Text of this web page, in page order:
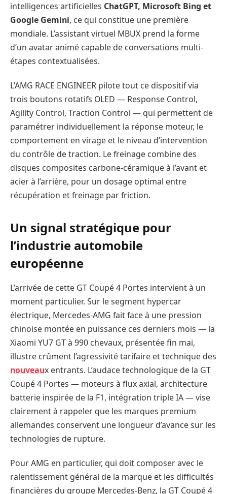
intelligences artificielles ChatGPT, Microsoft Bing et
Google Gemini, ce qui constitue une première
mondiale. L’assistant virtuel MBUX prend la forme
d’un avatar animé capable de conversations multi-
étapes contextualisées.
L’AMG RACE ENGINEER pilote tout ce dispositif via
trois boutons rotatifs OLED — Response Control,
Agility Control, Traction Control — qui permettent de
paramétrer individuellement la réponse moteur, le
comportement en virage et le niveau d’intervention
du contrôle de traction. Le freinage combine des
disques composites carbone-céramique à l’avant et
acier à l’arrière, pour un dosage optimal entre
récupération et freinage par friction.
Un signal stratégique pour
l’industrie automobile
européenne
L’arrivée de cette GT Coupé 4 Portes intervient à un
moment particulier. Sur le segment hypercar
électrique, Mercedes-AMG fait face à une pression
chinoise montée en puissance ces derniers mois — la
Xiaomi YU7 GT à 990 chevaux, présentée fin mai,
illustre crûment l’agressivité tarifaire et technique des
nouveaux entrants. L’audace technologique de la GT
Coupé 4 Portes — moteurs à flux axial, architecture
batterie inspirée de la F1, intégration triple IA — vise
clairement à rappeler que les marques premium
allemandes conservent une longueur d’avance sur les
technologies de rupture.
Pour AMG en particulier, qui doit composer avec le
ralentissement général de la marque et les difficultés
financières du groupe Mercedes-Benz, la GT Coupé 4